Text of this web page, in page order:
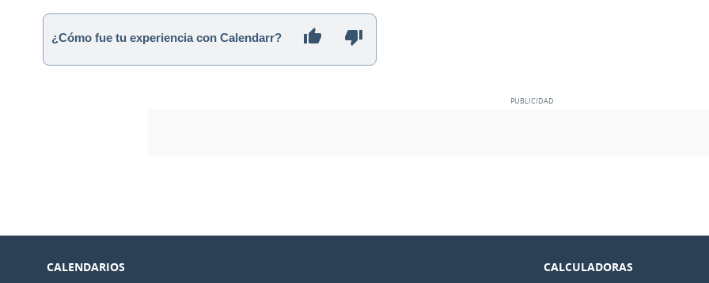
¿Cómo fue tu experiencia con Calendarr?
CALENDARIOS CALCULADORAS